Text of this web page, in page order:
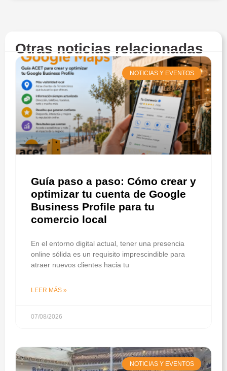
Otras noticias relacionadas
NOTICIAS Y EVENTOS
Guía paso a paso: Cómo crear y
optimizar tu cuenta de Google
Business Profile para tu
comercio local
En el entorno digital actual, tener una presencia
online sólida es un requisito imprescindible para
atraer nuevos clientes hacia tu
LEER MÁS »
07/08/2026
NOTICIAS Y EVENTOS